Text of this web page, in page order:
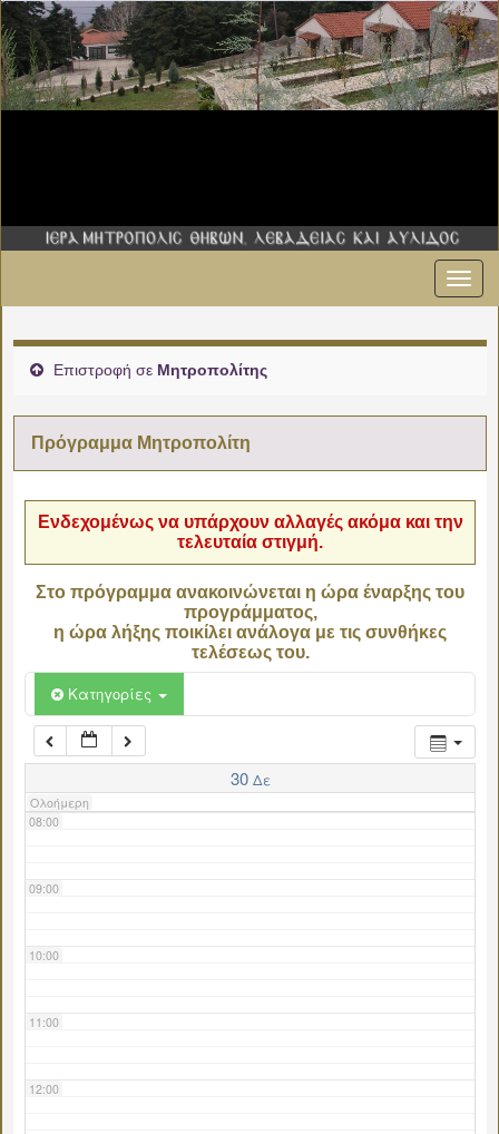
Επιστροφή σε Μητροπολίτης
Πρόγραμμα Μητροπολίτη
Ενδεχομένως να υπάρχουν αλλαγές ακόμα και την
τελευταία στιγμή.
Στο πρόγραμμα ανακοινώνεται η ώρα έναρξης του
προγράμματος,
η ώρα λήξης ποικίλει ανάλογα με τις συνθήκες
τελέσεως του.
Κατηγορίες
30 Δε
Ολοήμερη
02:00
06:00
07:00
08:00
09:00
10:00
11:00
12:00